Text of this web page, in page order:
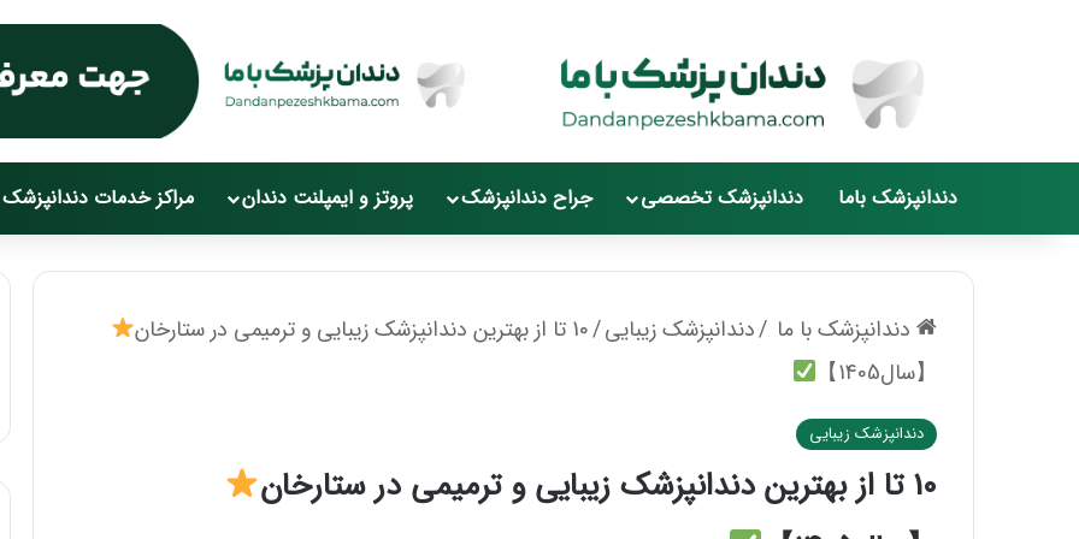
دندانپزشک باما دندانپزشک تخصصی جراح دندانپزشک پروتز و ایمپلنت دندان مراکز خدمات دندانپزشک
دندانپزشک با ما /دندانپزشک زیبایی/10 تا از بهترین دندانپزشک زیبایی و ترمیمی در ستارخان
【سال1405】
دندانپزشک زیبایی
10 تا از بهترین دندانپزشک زیبایی و ترمیمی در ستارخان